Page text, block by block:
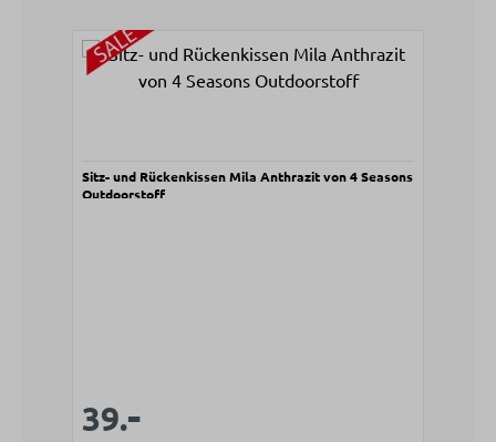
Produktgalerie überspringen
Sitz- und Rückenkissen Mila Anthrazit von 4 Seasons
Outdoorstoff
Verkaufspreis:
39.-